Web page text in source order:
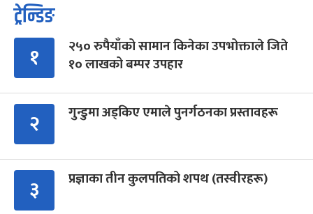
ट्रेन्डिङ
१
२५० रुपैयाँको सामान किनेका उपभोक्ताले जिते
१० लाखको बम्पर उपहार
२ गुन्डुमा अड्किए एमाले पुनर्गठनका प्रस्तावहरू
३ प्रज्ञाका तीन कुलपतिको शपथ (तस्वीरहरू)